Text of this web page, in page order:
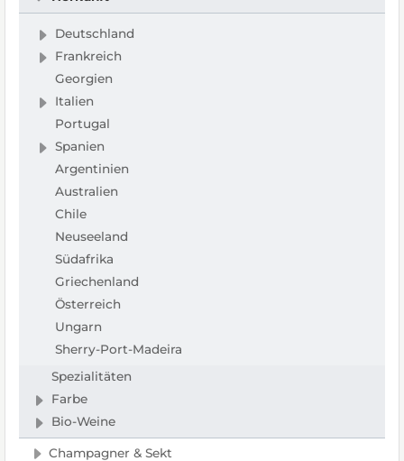
Deutschland
Frankreich
Georgien
Italien
Portugal
Spanien
Argentinien
Australien
Chile
Neuseeland
Südafrika
Griechenland
Österreich
Ungarn
Sherry-Port-Madeira
Spezialitäten
Farbe
Bio-Weine
Champagner & Sekt